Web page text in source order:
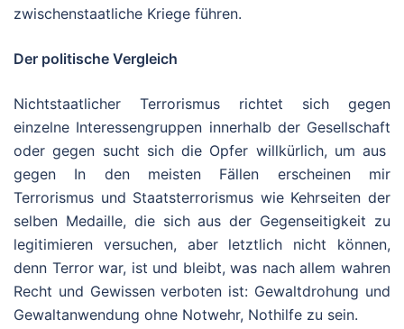
zwischenstaatliche Kriege führen.
Der politische Vergleich
Nichtstaatlicher Terrorismus richtet sich gegen
einzelne Interessengruppen innerhalb der Gesellschaft
oder gegen sucht sich die Opfer willkürlich, um aus
gegen In den meisten Fällen erscheinen mir
Terrorismus und Staatsterrorismus wie Kehrseiten der
selben Medaille, die sich aus der Gegenseitigkeit zu
legitimieren versuchen, aber letztlich nicht können,
denn Terror war, ist und bleibt, was nach allem wahren
Recht und Gewissen verboten ist: Gewaltdrohung und
Gewaltanwendung ohne Notwehr, Nothilfe zu sein.